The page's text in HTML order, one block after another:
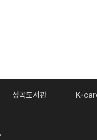
성곡도서관 K-